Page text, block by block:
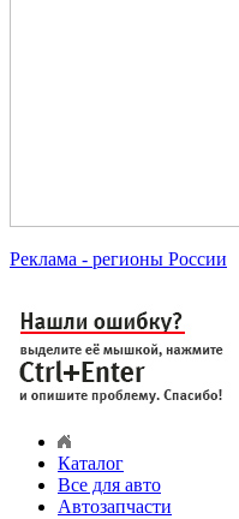
Реклама - регионы России
Каталог
Все для авто
Автозапчасти